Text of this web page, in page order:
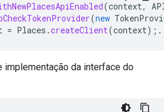
(context,
(new
= Places .createClient(context);.
implementação da interface do